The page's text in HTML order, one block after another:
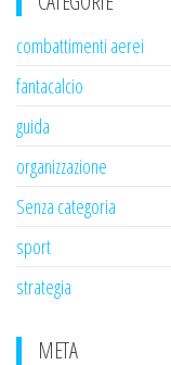
combattimenti aerei
fantacalcio
guida
organizzazione
Senza categoria
sport
strategia
META